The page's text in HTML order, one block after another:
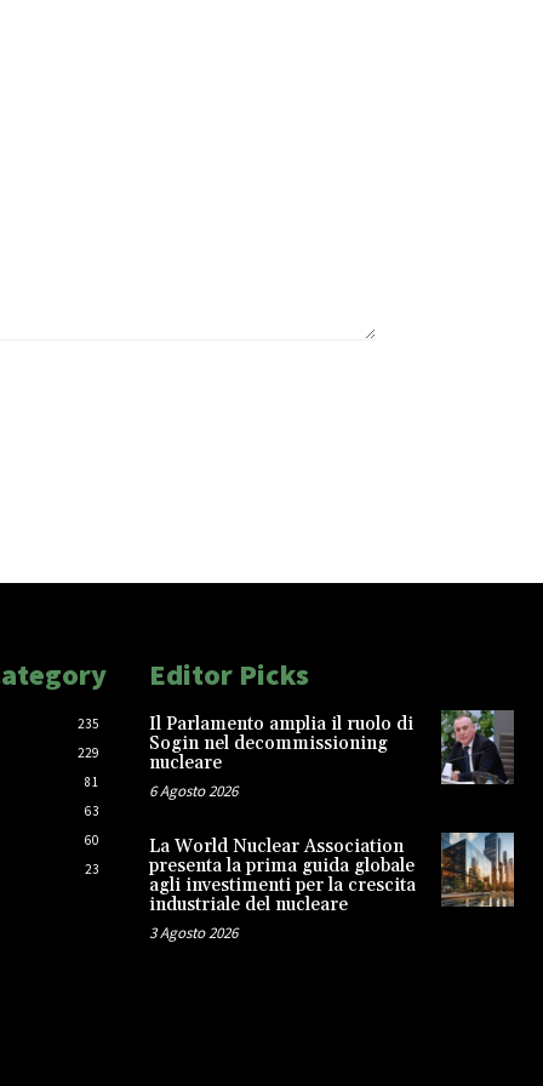
235
229
81
63
60
23
Editor Picks
Il Parlamento amplia il ruolo di
Sogin nel decommissioning
nucleare
6 Agosto 2026
La World Nuclear Association
presenta la prima guida globale
agli investimenti per la crescita
industriale del nucleare
3 Agosto 2026